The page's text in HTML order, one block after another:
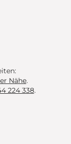
Nähe.
224 338.